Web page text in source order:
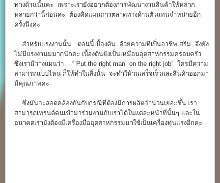
ทางด้านนั้นคะ เพราะเรายังอยากต้องการพัฒนางานสินค้าให้หลาก
หลายกว่านี้ก่อนคะ ต้องคิดแผนการตลาดทางด้านตัวแทนจำหน่ายอีก
ครั้งนึงคะ
สำหรับแรงงานนั้น…ตอนนี้เบื้องต้น ด้วยความที่เป็นอาชีพเสริม จึงยัง
ไม่มีแรงงานมมากนักคะ เบื้องต้นยังเป็นเหมือนอุตสาหกรรมครอบครัว
ซึ่งเรามีวางแผนว่า… “ Put the right man on the right job” ใครมีความ
สามารถแบบไหน ก็ให้ทำในสิ่งนั้น จะทำให้านเสร็จเร็วและสินค้าออกมา
มีคุณภาพคะ
ซึ่งมันจะสอดคล้องกันกับกรณีที่ต้องมีการผลิตจำนวนเยอะชึ้น เรา
สามารถเทรนด์คนเข้ามาร่วมงานกับเราได้ในแต่ละหน้าที่นั้นๆ และใน
อนาคตเรายังต้องมีเครื่องมืออุตสาหกรรมมาใช้เป็นเครื่องทุ่นแรงอีกคะ